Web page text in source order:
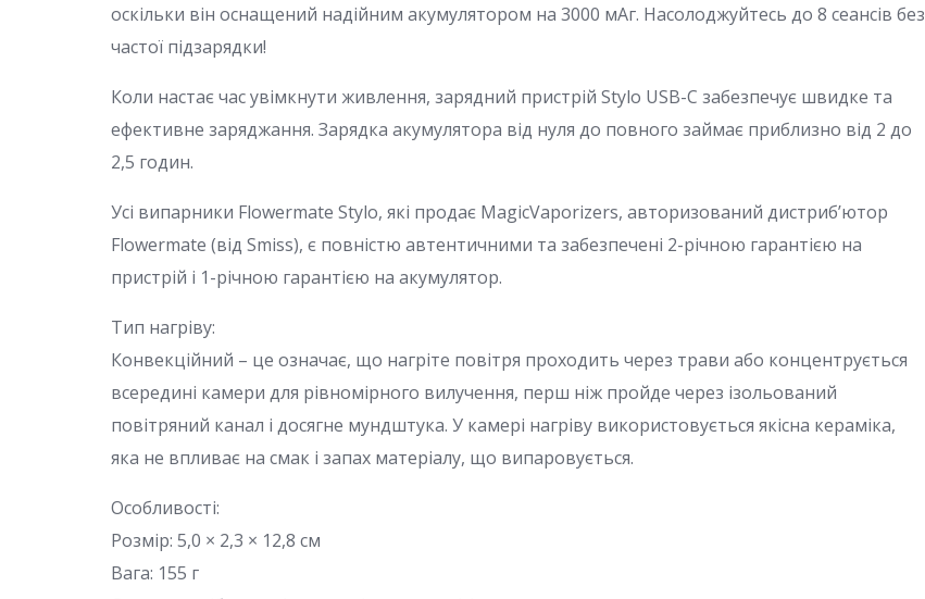
оскільки він оснащений надійним акумулятором на 3000 мАг. Насолоджуйтесь до 8 сеансів без
частої підзарядки!
Коли настає час увімкнути живлення, зарядний пристрій Stylo USB-C забезпечує швидке та
ефективне заряджання. Зарядка акумулятора від нуля до повного займає приблизно від 2 до
2,5 годин.
Усі випарники Flowermate Stylo, які продає MagicVaporizers, авторизований дистриб’ютор
Flowermate (від Smiss), є повністю автентичними та забезпечені 2-річною гарантією на
пристрій і 1-річною гарантією на акумулятор.
Тип нагріву:
Конвекційний – це означає, що нагріте повітря проходить через трави або концентрується
всередині камери для рівномірного вилучення, перш ніж пройде через ізольований
повітряний канал і досягне мундштука. У камері нагріву використовується якісна кераміка,
яка не впливає на смак і запах матеріалу, що випаровується.
Особливості:
Розмір: 5,0 × 2,3 × 12,8 см
Вага: 155 г